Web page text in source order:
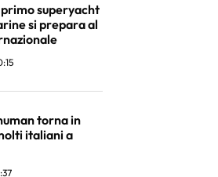
primo superyacht
si prepara al
torna in
italiani a